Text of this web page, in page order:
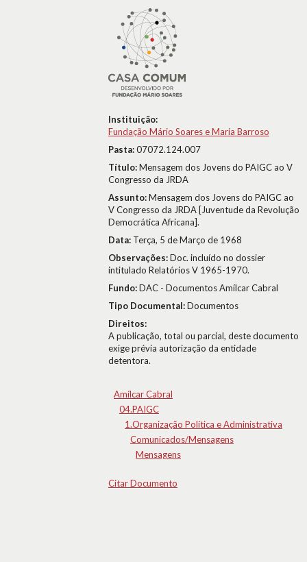
Instituição:
Fundação Mário Soares e Maria Barroso
Pasta:07072.124.007
Título:Mensagem dos Jovens do PAIGC ao V
Congresso da JRDA
Assunto:Mensagem dos Jovens do PAIGC ao
V Congresso da JRDA [Juventude da Revolução
Democrática Africana].
Data: Terça, 5 de Março de 1968
Observações:Doc. incluído no dossier
intitulado Relatórios V 1965-1970.
Fundo:DAC - Documentos Amílcar Cabral
Tipo Documental:Documentos
Direitos:
A publicação, total ou parcial, deste documento
exige prévia autorização da entidade
detentora.
Amílcar Cabral
04.PAIGC
1.Organização Política e Administrativa
Comunicados/Mensagens
Mensagens
Citar Documento